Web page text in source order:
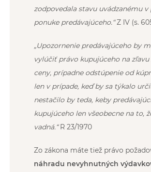
zodpovedala stavu uvádzanému v
ponuke predávajúceho.“Z IV (s.
„Upozornenie predávajúceho by
vylúčiť právo kupujúceho na zľavu
ceny, prípadne odstúpenie od
len v prípade, keď by sa týkalo
nestačilo by teda, keby
kupujúceho len všeobecne na to,
vadná.“R 23/1970
Zo zákona máte tiež právo
náhradu nevyhnutných